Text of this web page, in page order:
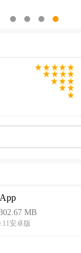
MB
安卓版